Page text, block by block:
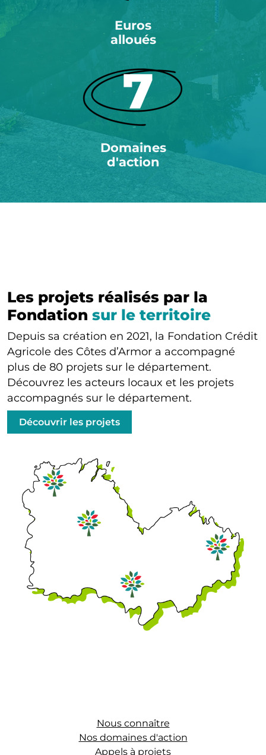
Euros
alloués
Domaines
d'action
Les projets réalisés par la
Fondation sur le territoire
Depuis sa création en 2021, la Fondation Crédit
Agricole des Côtes d’Armor a accompagné
plus de 80 projets sur le département.
Découvrez les acteurs locaux et les projets
accompagnés sur le département.
Découvrir les projets
Nous connaître
Nos domaines d'action
Appels à projets